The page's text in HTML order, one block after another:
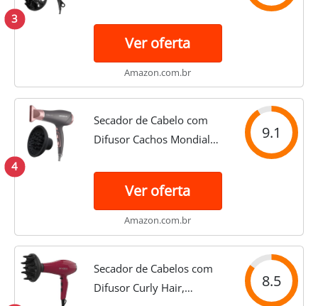
3
Ver oferta
Amazon.com.br
4
Secador de Cabelo com
Difusor Cachos Mondial
2000W - 220v
9.1
Ver oferta
Amazon.com.br
Secador de Cabelos com
Difusor Curly Hair,
8.5